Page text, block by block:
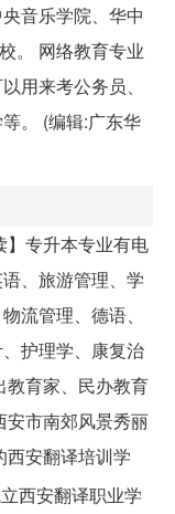
音乐学院、华中
。 网络教育专业
用来考公务员、
。 (编辑:广东华
】专升本专业有电
、旅游管理、学
流管理、德语、
护理学、康复治
教育家、民办教育
安市南郊风景秀丽
西安翻译培训学
西安翻译职业学